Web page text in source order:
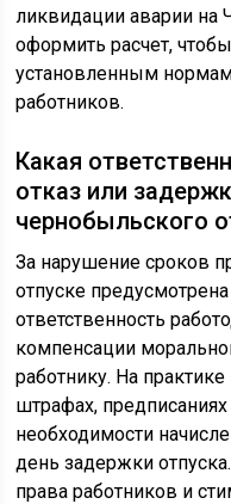
ликвидации аварии
оформить расчет,
установленным
работников.
Какая
отказ или
чернобыльского
За нарушение сроков
отпуске
ответственность
компенсации
работнику. На
штрафах,
необходимости
день задержки
права работников и